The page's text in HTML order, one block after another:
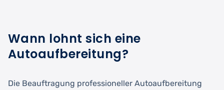
Wann lohnt sich eine
Autoaufbereitung?
Die Beauftragung professioneller Autoaufbereitung